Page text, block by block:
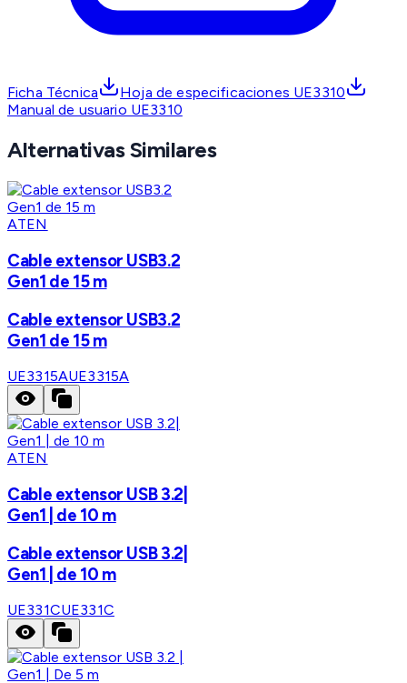
Ficha Técnica
Hoja de especificaciones UE3310
Manual de usuario UE3310
Alternativas Similares
ATEN
Cable extensor USB3.2
Gen1 de 15 m
Cable extensor USB3.2
Gen1 de 15 m
UE3315AUE3315A
ATEN
Cable extensor USB 3.2|
Gen1 | de 10 m
Cable extensor USB 3.2|
Gen1 | de 10 m
UE331CUE331C